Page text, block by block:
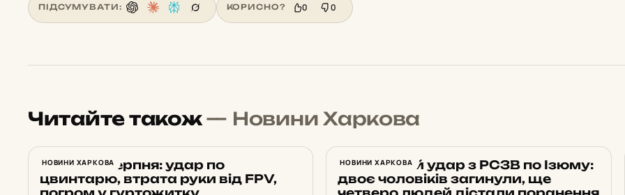
ПІДСУМУВАТИ: КОРИСНО? 0 0
Читайте також— Новини Харкова
НОВИНИ ХАРКОВА
Харків 8 серпня: удар по
цвинтарю, втрата руки від FPV,
НОВИНИ ХАРКОВА
Російський удар з РСЗВ по Ізюму:
двоє чоловіків загинули, ще